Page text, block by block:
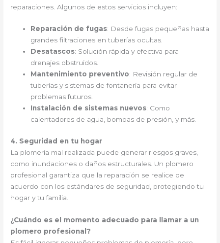
reparaciones. Algunos de estos servicios incluyen:
Reparación de fugas: Desde fugas pequeñas hasta
grandes filtraciones en tuberías ocultas.
Desatascos: Solución rápida y efectiva para
drenajes obstruidos.
Mantenimiento preventivo: Revisión regular de
tuberías y sistemas de fontanería para evitar
problemas futuros.
Instalación de sistemas nuevos: Como
calentadores de agua, bombas de presión, y más.
4. Seguridad en tu hogar
La plomería mal realizada puede generar riesgos graves,
como inundaciones o daños estructurales. Un plomero
profesional garantiza que la reparación se realice de
acuerdo con los estándares de seguridad, protegiendo tu
hogar y tu familia.
¿Cuándo es el momento adecuado para llamar a un
plomero profesional?